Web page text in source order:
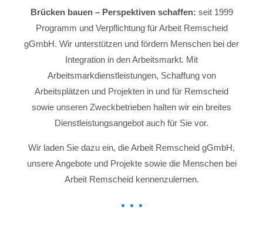
Brücken bauen – Perspektiven schaffen: seit 1999
Programm und Verpflichtung für Arbeit Remscheid
gGmbH. Wir unterstützen und fördern Menschen bei der
Integration in den Arbeitsmarkt. Mit
Arbeitsmarkdienstleistungen, Schaffung von
Arbeitsplätzen und Projekten in und für Remscheid
sowie unseren Zweckbetrieben halten wir ein breites
Dienstleistungsangebot auch für Sie vor.
Wir laden Sie dazu ein, die Arbeit Remscheid gGmbH,
unsere Angebote und Projekte sowie die Menschen bei
Arbeit Remscheid kennenzulernen.